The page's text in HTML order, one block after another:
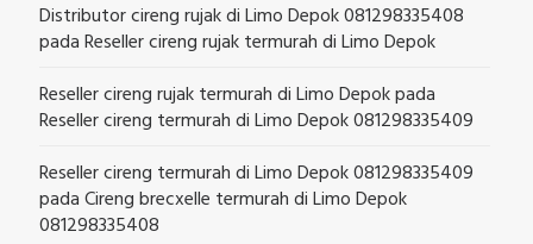
Distributor cireng rujak di Limo Depok 081298335408
padaReseller cireng rujak termurah di Limo Depok
Reseller cireng rujak termurah di Limo Depokpada
Reseller cireng termurah di Limo Depok 081298335409
Reseller cireng termurah di Limo Depok 081298335409
padaCireng brecxelle termurah di Limo Depok
081298335408